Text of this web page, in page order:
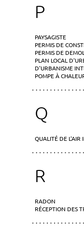
P
PAYSAGISTE
PERMIS DE
PERMIS DE
PLAN LOCAL
D'URBANISME
POMPE À
Q
QUALITÉ DE L'AIR
R
RADON
RÉCEPTION DES